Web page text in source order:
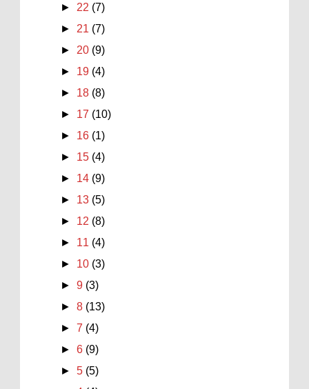
► 22 (7)
► 21 (7)
► 20 (9)
► 19 (4)
► 18 (8)
► 17 (10)
► 16 (1)
► 15 (4)
► 14 (9)
► 13 (5)
► 12 (8)
► 11 (4)
► 10 (3)
►9 (3)
►8 (13)
►7 (4)
►6 (9)
►5 (5)